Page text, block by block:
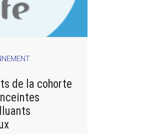
de la cohorte